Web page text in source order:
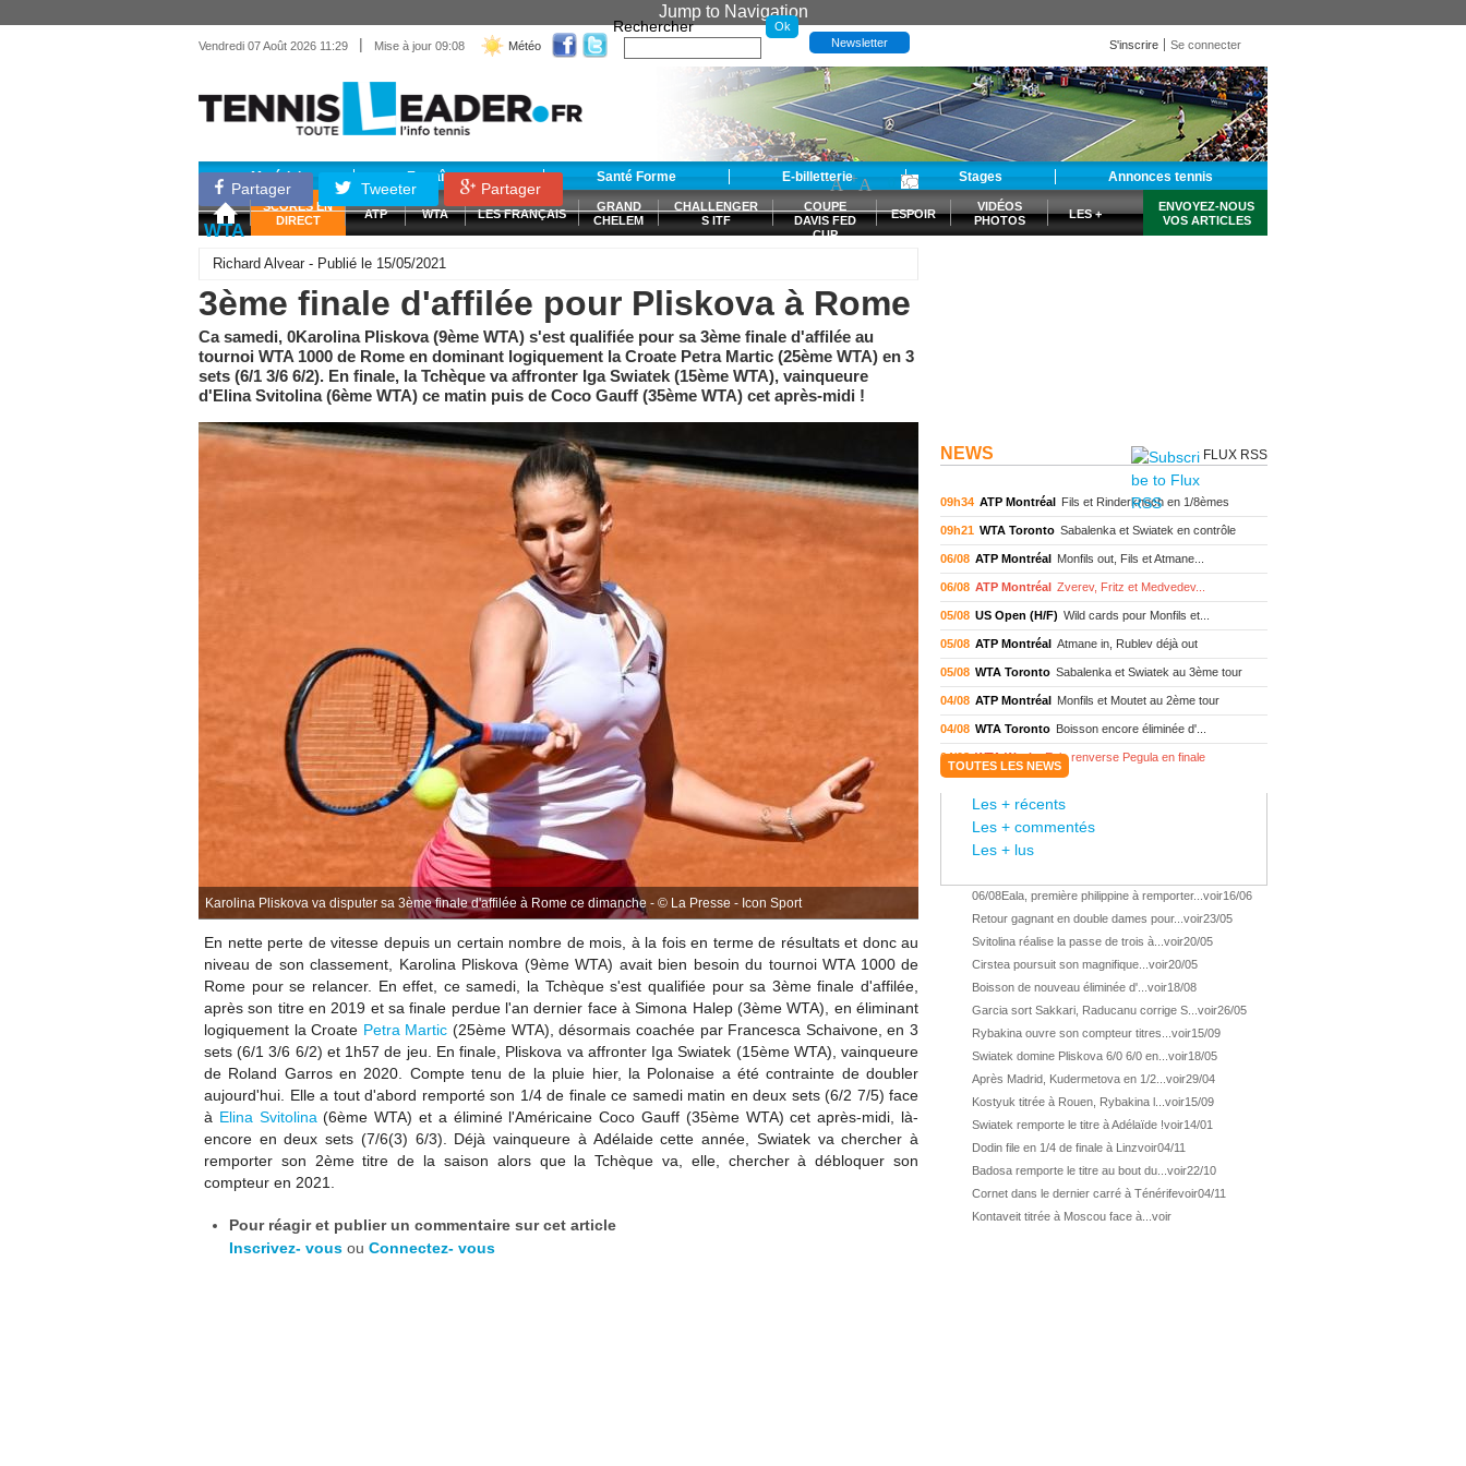
Jump to Navigation
Vendredi 07 Août 2026 11:29 | Mise à jour 09:08 Météo
Rechercher
Newsletter S'inscrire Se connecter
Matériel Entraînement Santé Forme E-billetterie Stages Annonces tennis
SCORES EN
DIRECT
ATP WTA LES FRANÇAIS
GRAND
CHELEM
CHALLENGER
S ITF
COUPE
DAVIS FED
CUP
ESPOIR
VIDÉOS
PHOTOS
LES +
ENVOYEZ-NOUS
VOS ARTICLES
Partager Tweeter Partager
-A +A
WTA
Richard Alvear - Publié le 15/05/2021
3ème finale d'affilée pour Pliskova à Rome
Ca samedi, 0Karolina Pliskova (9ème WTA) s'est qualifiée pour sa 3ème finale d'affilée au
tournoi WTA 1000 de Rome en dominant logiquement la Croate Petra Martic (25ème WTA) en 3
sets (6/1 3/6 6/2). En finale, la Tchèque va affronter Iga Swiatek (15ème WTA), vainqueure
d'Elina Svitolina (6ème WTA) ce matin puis de Coco Gauff (35ème WTA) cet après-midi !
Karolina Pliskova va disputer sa 3ème finale d'affilée à Rome ce dimanche - © La Presse - Icon Sport
En nette perte de vitesse depuis un certain nombre de mois, à la fois en terme de résultats et donc au
niveau de son classement, Karolina Pliskova (9ème WTA) avait bien besoin du tournoi WTA 1000 de
Rome pour se relancer. En effet, ce samedi, la Tchèque s'est qualifiée pour sa 3ème finale d'affilée,
après son titre en 2019 et sa finale perdue l'an dernier face à Simona Halep (3ème WTA), en éliminant
logiquement la Croate Petra Martic (25ème WTA), désormais coachée par Francesca Schaivone, en 3
sets (6/1 3/6 6/2) et 1h57 de jeu . En finale, Pliskova va affronter Iga Swiatek (15ème WTA), vainqueure
de Roland Garros en 2020. Compte tenu de la pluie hier, la Polonaise a été contrainte de doubler
aujourd'hui. Elle a tout d'abord remporté son 1/4 de finale ce samedi matin en deux sets (6/2 7/5) face
à Elina Svitolina (6ème WTA) et a éliminé l'AméricaineCoco Gauff (35ème WTA) cet après-midi, là-
encore en deux sets (7/6(3) 6/3). Déjà vainqueure à Adélaide cette année, Swiatek va chercher à
remporter son 2ème titre de la saison alors que la Tchèque va, elle, chercher à débloquer son
compteur en 2021.
Pour réagir et publier un commentaire sur cet article
Inscrivez- vous ou Connectez- vous
NEWS FLUX RSS
09h34 ATP Montréal Fils et Rinderknech en 1/8èmes
09h21 WTA Toronto Sabalenka et Swiatek en contrôle
06/08 ATP Montréal Monfils out, Fils et Atmane...
06/08 ATP Montréal Zverev, Fritz et Medvedev...
05/08 US Open (H/F) Wild cards pour Monfils et...
05/08 ATP Montréal Atmane in, Rublev déjà out
05/08 WTA Toronto Sabalenka et Swiatek au 3ème tour
04/08 ATP Montréal Monfils et Moutet au 2ème tour
04/08 WTA Toronto Boisson encore éliminée d'...
04/08 WTA Wash. Eala renverse Pegula en finale
WTA Memphis Liutova, 16 ans et déjà titrée
ATP Wash.
WTA Wash. Eala domine Svitolina
ATP Wash. De Minaur éliminé en 1/4
ATP Los Cabos 1ère 1/2 finale pour Géa
WTA Washington Svitolina et Pegula en 1/4
ATP Wash. Pas de 1/4 pour Humbert et Atmane
ATP Washington De Minaur domine Tsitsipas
WTA Washington Fernandez débute bien
ATP Washington Fritz et Musetti en 1/8èmes
ATP Estoril Van Assche remporte son 1er...
TOUTES LES NEWS
Les + récents
Les + commentés
Les + lus
06/08Eala, première philippine à remporter... voir16/06
Retour gagnant en double dames pour... voir23/05
Svitolina réalise la passe de trois à... voir20/05
Cirstea poursuit son magnifique... voir20/05
Boisson de nouveau éliminée d'... voir18/08
Garcia sort Sakkari, Raducanu corrige S... voir26/05
Rybakina ouvre son compteur titres... voir15/09
Swiatek domine Pliskova 6/0 6/0 en... voir18/05
Après Madrid, Kudermetova en 1/2... voir29/04
Kostyuk titrée à Rouen, Rybakina l... voir15/09
Swiatek remporte le titre à Adélaïde !voir14/01
Dodin file en 1/4 de finale à Linzvoir04/11
Badosa remporte le titre au bout du... voir22/10
Cornet dans le dernier carré à Ténérifevoir04/11
Kontaveit titrée à Moscou face à... voir